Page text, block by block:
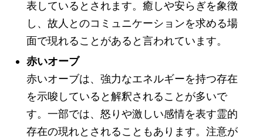
表しているとされます。癒しや安らぎを象徴
し、故人とのコミュニケーションを求める場
面で現れることがあると言われています。
赤いオーブ
赤いオーブは、強力なエネルギーを持つ存在
を示唆していると解釈されることが多いで
す。一部では、怒りや激しい感情を表す霊的
存在の現れとされることもあります。注意が